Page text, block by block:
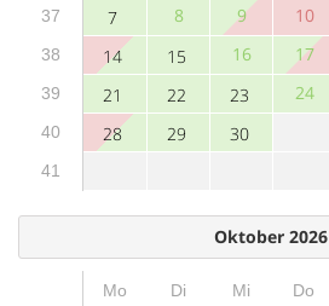
37 7 8 9 10
38 14 15 16 17
39 21 22 23 24
40 28 29 30
41
Oktober 2026
Mo Di Mi Do